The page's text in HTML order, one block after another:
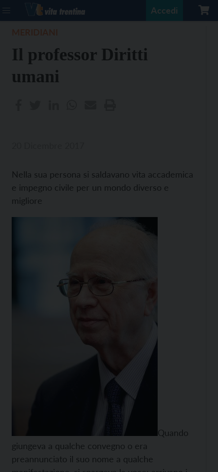
Accedi
Il professor Diritti
umani
Nella sua persona si saldavano vita accademica
e impegno civile per un mondo diverso e
migliore
Quando
giungeva a qualche convegno o era
preannunciato il suo nome a qualche